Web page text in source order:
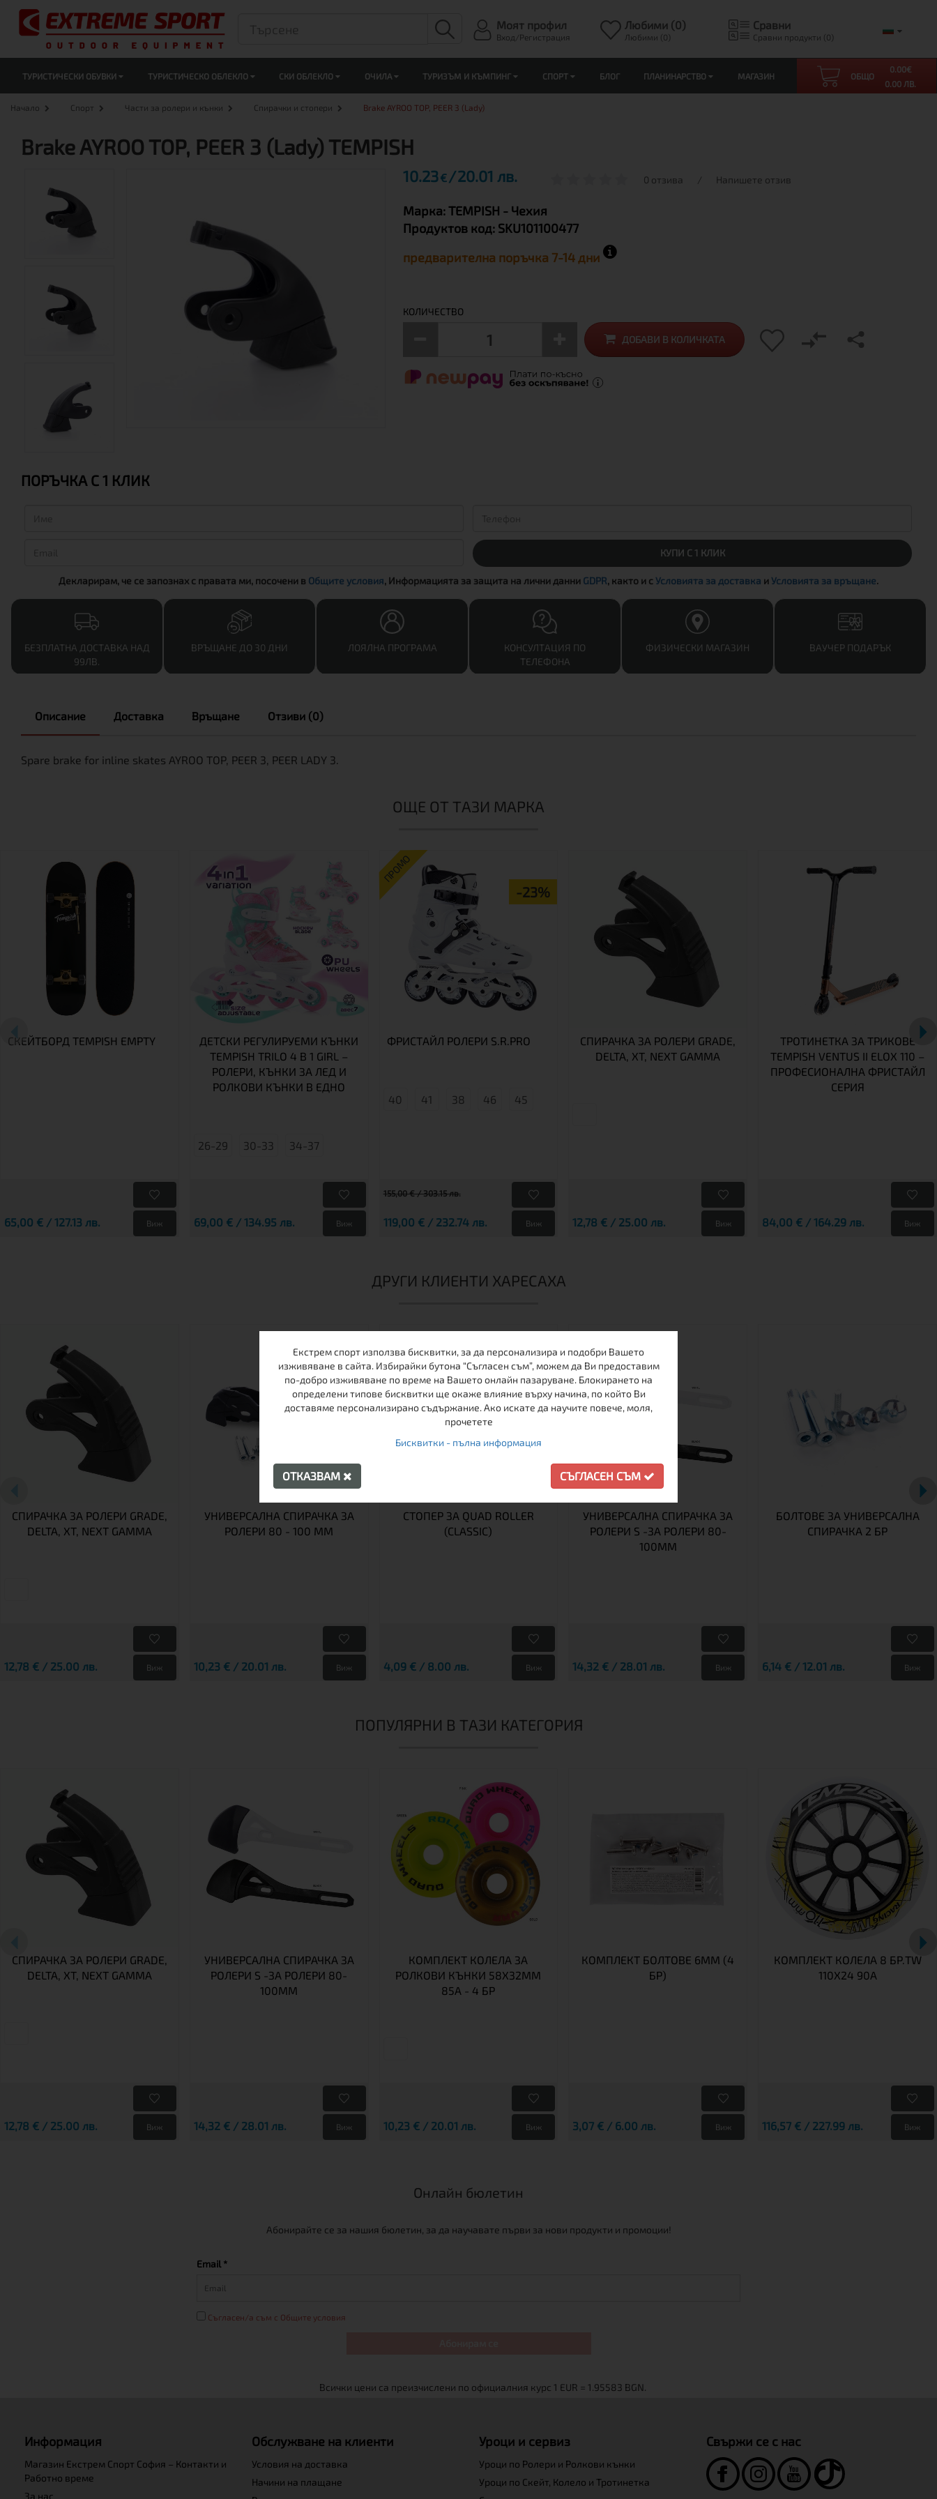
Моят профил
Вход/Регистрация
Любими (0)
Любими (0)
Сравни
Сравни продукти (0)
ТУРИСТИЧЕСКИ ОБУВКИ ТУРИСТИЧЕСКО ОБЛЕКЛО СКИ ОБЛЕКЛО ОЧИЛА ТУРИЗЪМ И КЪМПИНГ СПОРТ БЛОГ ПЛАНИНАРСТВО МАГАЗИН ОБЩО
0.00€
0.00 ЛВ.
Начало Спорт Части за ролери и кънки Спирачки и стопери Brake AYROO TOP, PEER 3 (Lady)
Brake AYROO TOP, PEER 3 (Lady) TEMPISH
10.23€ 20.01 лв. 0 отзива / Напишете отзив
Марка:TEMPISH - Чехия
Продуктов код: SKU101100477
предварителна поръчка 7-14 дни
КОЛИЧЕСТВО
ДОБАВИ В КОЛИЧКАТА
ПОРЪЧКА С 1 КЛИК
КУПИ С 1 КЛИК
Декларирам, че се запознах с правата ми, посочени в Общите условия, Информацията за защита на лични данни GDPR, както и сУсловията за доставка иУсловията за връщане.
БЕЗПЛАТНА ДОСТАВКА НАД
99ЛВ.
ВРЪЩАНЕ ДО 30 ДНИ ЛОЯЛНА ПРОГРАМА
КОНСУЛТАЦИЯ ПО
ТЕЛЕФОНА
ФИЗИЧЕСКИ МАГАЗИН ВАУЧЕР ПОДАРЪК
Описание Доставка Връщане Отзиви (0)
Spare brake for inline skates AYROO TOP, PEER 3, PEER LADY 3.
ОЩЕ ОТ ТАЗИ МАРКА
СКЕЙТБОРД TEMPISH EMPTY
65,00 € / 127.13 лв. Виж
ДЕТСКИ РЕГУЛИРУЕМИ КЪНКИ
TEMPISH TRILO 4 В 1 GIRL –
РОЛЕРИ, КЪНКИ ЗА ЛЕД И
РОЛКОВИ КЪНКИ В ЕДНО
26-29 30-33 34-37
69,00 € / 134.95 лв. Виж
ПРОМО
-23%
ФРИСТАЙЛ РОЛЕРИ S.R.PRO
40 41 38 46 45
155,00 € / 303.15 лв.
119,00 € / 232.74 лв. Виж
СПИРАЧКА ЗА РОЛЕРИ GRADE,
DELTA, XT, NEXT GAMMA
12,78 € / 25.00 лв. Виж
ТРОТИНЕТКА ЗА ТРИКОВЕ
TEMPISH VENTUS II ELOX 110 –
ПРОФЕСИОНАЛНА ФРИСТАЙЛ
СЕРИЯ
84,00 € / 164.29 лв. Виж
ДРУГИ КЛИЕНТИ ХАРЕСАХА
СПИРАЧКА ЗА РОЛЕРИ GRADE,
DELTA, XT, NEXT GAMMA
12,78 € / 25.00 лв. Виж
УНИВЕРСАЛНА СПИРАЧКА ЗА
РОЛЕРИ 80 - 100 MM
10,23 € / 20.01 лв. Виж
СТОПЕР ЗА QUAD ROLLER
(CLASSIC)
4,09 € / 8.00 лв. Виж
УНИВЕРСАЛНА СПИРАЧКА ЗА
РОЛЕРИ S -ЗА РОЛЕРИ 80-
100MM
14,32 € / 28.01 лв. Виж
БОЛТОВЕ ЗА УНИВЕРСАЛНА
СПИРАЧКА 2 БР
6,14 € / 12.01 лв. Виж
ПОПУЛЯРНИ В ТАЗИ КАТЕГОРИЯ
СПИРАЧКА ЗА РОЛЕРИ GRADE,
DELTA, XT, NEXT GAMMA
12,78 € / 25.00 лв. Виж
УНИВЕРСАЛНА СПИРАЧКА ЗА
РОЛЕРИ S -ЗА РОЛЕРИ 80-
100MM
14,32 € / 28.01 лв. Виж
КОМПЛЕКТ КОЛЕЛА ЗА
РОЛКОВИ КЪНКИ 58X32MM
85A - 4 БР
10,23 € / 20.01 лв. Виж
КОМПЛЕКТ БОЛТОВЕ 6MM (4
БР)
3,07 € / 6.00 лв. Виж
КОМПЛЕКТ КОЛЕЛА 8 БР.TW
110X24 90A
116,57 € / 227.99 лв. Виж
Онлайн бюлетин
Абонирайте се за нашия бюлетин, за да научавате първи за нови продукти и промоции!
Email *
Съгласен/а съм с Общите условия
Информация
Магазин Екстрем Спорт София – Контакти и
Работно време
За нас
Обслужване на клиенти
Условия на доставка
Начини на плащане
Уроци и сервиз
Уроци по Ролери и Ролкови кънки
Уроци по Скейт, Колело и Тротинетка
Свържи се с нас
Екстрем спорт използва бисквитки, за да персонализира и подобри Вашето
изживяване в сайта. Избирайки бутона “Съгласен съм”, можем да Ви предоставим
по-добро изживяване по време на Вашето онлайн пазаруване. Блокирането на
определени типове бисквитки ще окаже влияние върху начина, по който Ви
доставяме персонализирано съдържание. Ако искате да научите повече, моля,
прочетете
Бисквитки - пълна информация
ОТКАЗВАМ СЪГЛАСЕН СЪМ